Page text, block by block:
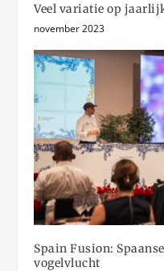
Veel variatie op
november 2023
Spain Fusion:
vogelvlucht